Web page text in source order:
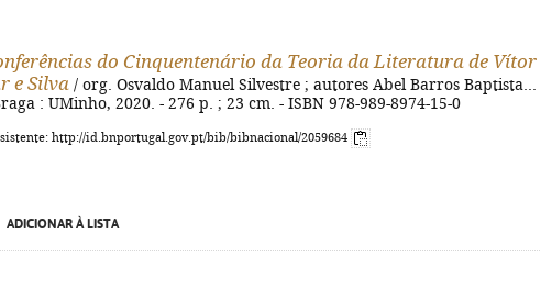
do Cinquentenário da Teoria da Literatura de Vítor
e Silva / org. Osvaldo Manuel Silvestre ; autores Abel Barros Baptista...
: UMinho, 2020. - 276 p. ; 23 cm. - ISBN 978-989-8974-15-0
http://id.bnportugal.gov.pt/bib/bibnacional/2059684
ADICIONAR À LISTA